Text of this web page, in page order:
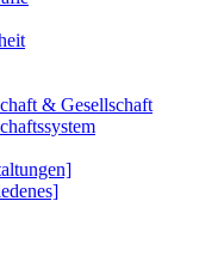
& Gesellschaft